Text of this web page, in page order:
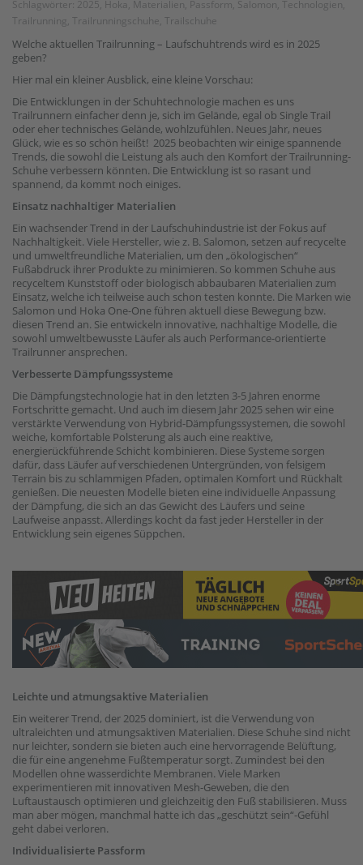
Schlagwörter: 2025, Hoka , Materialien, Passform, Salomon, Technologien,
Trailrunning, Trailrunningschuhe, Trailschuhe
Welche aktuellen Trailrunning – Laufschuhtrends wird es in 2025
geben?
Hier mal ein kleiner Ausblick, eine kleine Vorschau:
Die Entwicklungen in der Schuhtechnologie machen es uns
Trailrunnern einfacher denn je, sich im Gelände, egal ob Single Trail
oder eher technisches Gelände, wohlzufühlen. Neues Jahr, neues
Glück, wie es so schön heißt! 2025 beobachten wir einige spannende
Trends, die sowohl die Leistung als auch den Komfort der Trailrunning-
Schuhe verbessern könnten. Die Entwicklung ist so rasant und
spannend, da kommt noch einiges.
Einsatz nachhaltiger Materialien
Ein wachsender Trend in der Laufschuhindustrie ist der Fokus auf
Nachhaltigkeit. Viele Hersteller, wie z. B. Salomon, setzen auf recycelte
und umweltfreundliche Materialien, um den „ökologischen“
Fußabdruck ihrer Produkte zu minimieren. So kommen Schuhe aus
recyceltem Kunststoff oder biologisch abbaubaren Materialien zum
Einsatz, welche ich teilweise auch schon testen konnte. Die Marken wie
Salomon und Hoka One-One führen aktuell diese Bewegung bzw.
diesen Trend an. Sie entwickeln innovative, nachhaltige Modelle, die
sowohl umweltbewusste Läufer als auch Performance-orientierte
Trailrunner ansprechen.
Verbesserte Dämpfungssysteme
Die Dämpfungstechnologie hat in den letzten 3-5 Jahren enorme
Fortschritte gemacht. Und auch im diesem Jahr 2025 sehen wir eine
verstärkte Verwendung von Hybrid-Dämpfungssystemen, die sowohl
weiche, komfortable Polsterung als auch eine reaktive,
energierückführende Schicht kombinieren. Diese Systeme sorgen
dafür, dass Läufer auf verschiedenen Untergründen, von felsigem
Terrain bis zu schlammigen Pfaden, optimalen Komfort und Rückhalt
genießen. Die neuesten Modelle bieten eine individuelle Anpassung
der Dämpfung, die sich an das Gewicht des Läufers und seine
Laufweise anpasst. Allerdings kocht da fast jeder Hersteller in der
Entwicklung sein eigenes Süppchen.
Leichte und atmungsaktive Materialien
Ein weiterer Trend, der 2025 dominiert, ist die Verwendung von
ultraleichten und atmungsaktiven Materialien. Diese Schuhe sind nicht
nur leichter, sondern sie bieten auch eine hervorragende Belüftung,
die für eine angenehme Fußtemperatur sorgt. Zumindest bei den
Modellen ohne wasserdichte Membranen. Viele Marken
experimentieren mit innovativen Mesh-Geweben, die den
Luftaustausch optimieren und gleichzeitig den Fuß stabilisieren. Muss
man aber mögen, manchmal hatte ich das „geschützt sein“-Gefühl
geht dabei verloren.
Individualisierte Passform